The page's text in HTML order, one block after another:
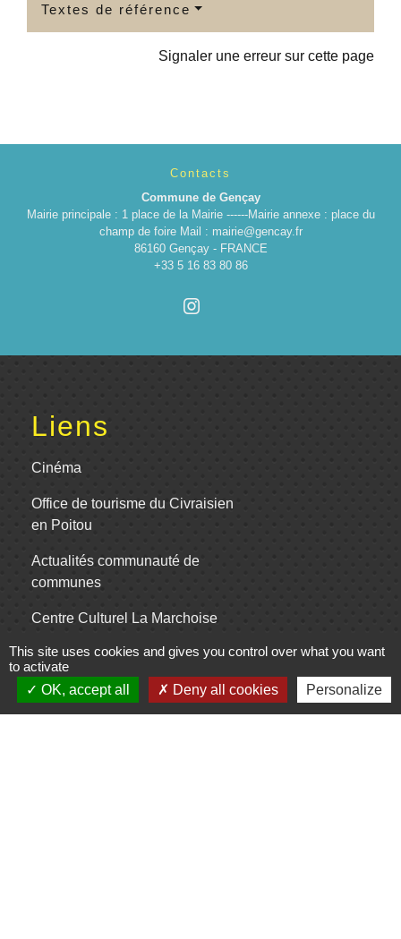
Textes de référence
Signaler une erreur sur cette page
Contacts
Commune de Gençay
Mairie principale : 1 place de la Mairie ------Mairie annexe : place du
champ de foire Mail : mairie@gencay.fr
86160 Gençay - FRANCE
+33 5 16 83 80 86
Liens
Cinéma
Office de tourisme du Civraisien
en Poitou
Actualités communauté de
communes
Centre Culturel La Marchoise
C.P.A. Lathus
This site uses cookies and gives you control over what you want
to activate
OK, accept all
Deny all cookies Personalize